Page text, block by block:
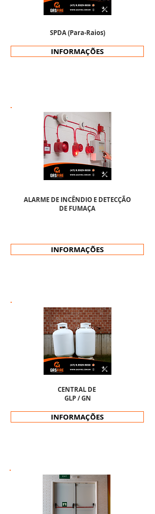
INFORMAÇÕES
SPDA (Para-Raios)
ALARME DE INCÊNDIO E DETECÇÃO
DE FUMAÇA
INFORMAÇÕES
INFORMAÇÕES
CENTRAL DE
GLP / GN